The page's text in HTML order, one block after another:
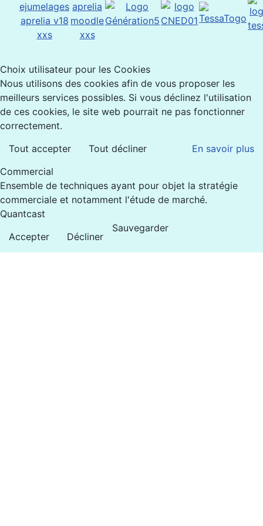
Choix utilisateur pour les Cookies
Nous utilisons des cookies afin de vous proposer les
meilleurs services possibles. Si vous déclinez l'utilisation
de ces cookies, le site web pourrait ne pas fonctionner
correctement.
Tout accepter
Tout décliner
En savoir plus
Commercial
Ensemble de techniques ayant pour objet la stratégie
commerciale et notamment l'étude de marché.
Quantcast
Accepter
Décliner
Sauvegarder